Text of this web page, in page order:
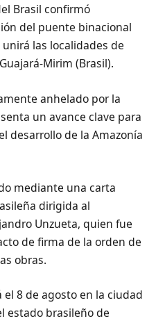
Brasil confirmó
del puente binacional
las localidades de
Mirim (Brasil).
anhelado por la
un avance clave para
desarrollo de la Amazonía
mediante una carta
dirigida al
Unzueta, quien fue
de firma de la orden de
obras.
el 8 de agosto en la ciudad
estado brasileño de